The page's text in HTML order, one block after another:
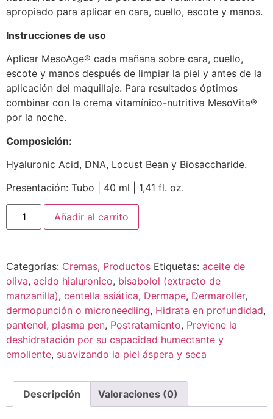
apropiado para aplicar en cara, cuello, escote y manos.
Instrucciones de uso
Aplicar MesoAge® cada mañana sobre cara, cuello,
escote y manos después de limpiar la piel y antes de la
aplicación del maquillaje. Para resultados óptimos
combinar con la crema vitamínico-nutritiva MesoVita®
por la noche.
Composición:
Hyaluronic Acid, DNA, Locust Bean y Biosaccharide.
Presentación: Tubo | 40 ml | 1,41 fl. oz.
Añadir al carrito
Categorías: Cremas, Productos Etiquetas: aceite de
oliva, acido hialuronico, bisabolol (extracto de
manzanilla), centella asiática, Dermape, Dermaroller,
dermopunción o microneedling, Hidrata en profundidad,
pantenol, plasma pen, Postratamiento, Previene la
deshidratación por su capacidad humectante y
emoliente, suavizando la piel áspera y seca
Descripción Valoraciones (0)